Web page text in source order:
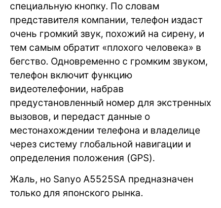
специальную кнопку. По словам
представителя компании, телефон издаст
очень громкий звук, похожий на сирену, и
тем самым обратит «плохого человека» в
бегство. Одновременно с громким звуком,
телефон включит функцию
видеотелефонии, набрав
предустановленный номер для экстренных
вызовов, и передаст данные о
местонахождении телефона и владелице
через систему глобальной навигации и
определения положения (GPS).
Жаль, но Sanyo A5525SA предназначен
только для японского рынка.